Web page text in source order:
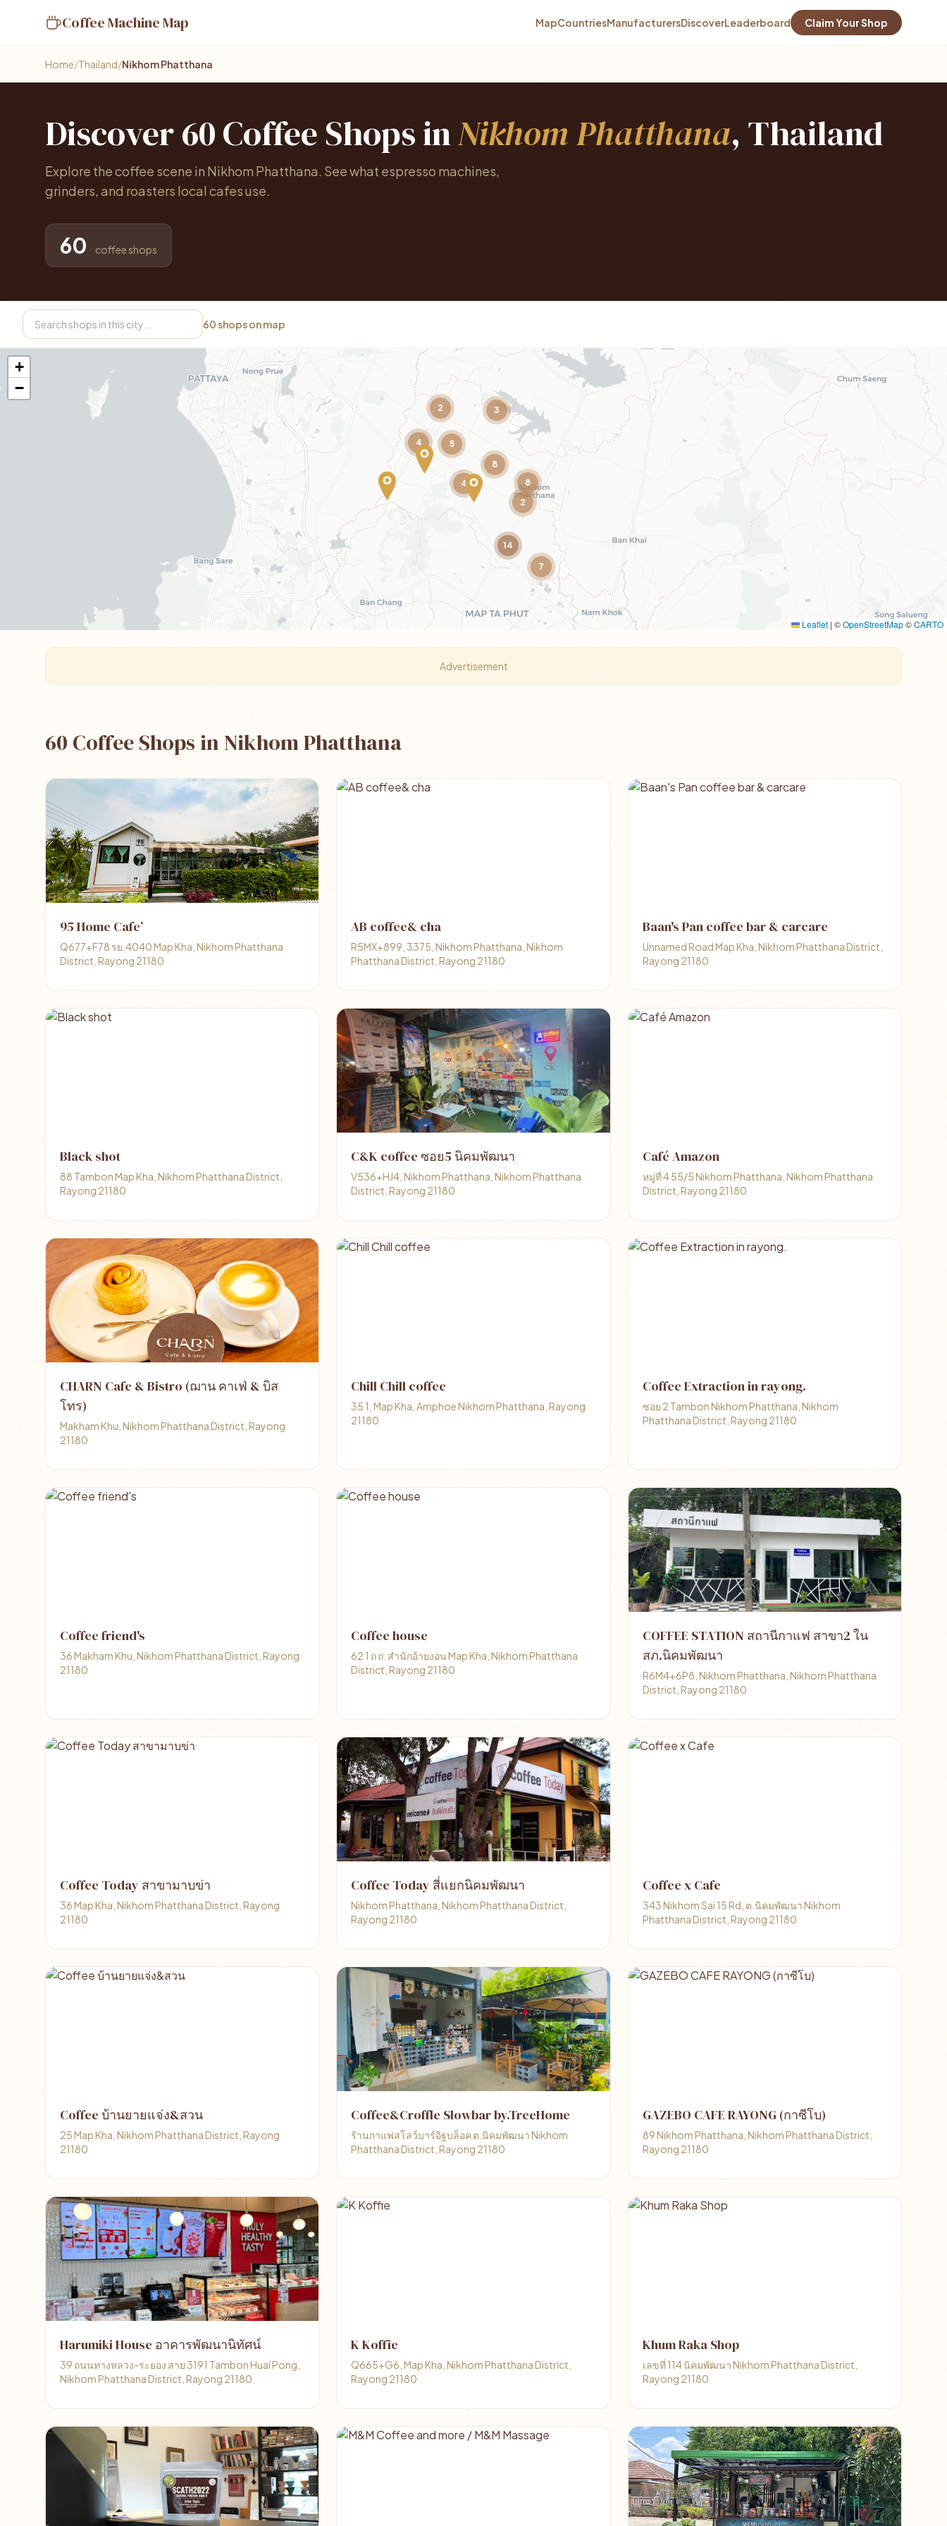
Coffee Machine Map MapCountriesManufacturersDiscoverLeaderboard Claim Your Shop
Home/Thailand/Nikhom Phatthana
Discover 60 Coffee Shops inNikhom Phatthana, Thailand
Explore the coffee scene in Nikhom Phatthana. See what espresso machines,
grinders, and roasters local cafes use.
60 coffee shops
60 shops on map
4
2 3
4 5
7
14
8
2
8
+
−
Leaflet | ©OpenStreetMap©CARTO
Advertisement
60 Coffee Shops in Nikhom Phatthana
95 Home Cafe’
Q677+F78 รย.4040 Map Kha, Nikhom Phatthana
District, Rayong 21180
AB coffee& cha
R5MX+899, 3375, Nikhom Phatthana, Nikhom
Phatthana District, Rayong 21180
Baan's Pan coffee bar & carcare
Unnamed Road Map Kha, Nikhom Phatthana District,
Rayong 21180
Black shot
88 Tambon Map Kha, Nikhom Phatthana District,
Rayong 21180
C&K coffee ซอย5 นิคมพัฒนา
V536+HJ4, Nikhom Phatthana, Nikhom Phatthana
District, Rayong 21180
Café Amazon
หมู่ที่ 4 55/5 Nikhom Phatthana, Nikhom Phatthana
District, Rayong 21180
CHARN Cafe & Bistro (ฌาน คาเฟ่ & บิส
โทร)
Makham Khu, Nikhom Phatthana District, Rayong
21180
Chill Chill coffee
35 1, Map Kha, Amphoe Nikhom Phatthana, Rayong
21180
Coffee Extraction in rayong.
ซอย 2 Tambon Nikhom Phatthana, Nikhom
Phatthana District, Rayong 21180
Coffee friend's
36 Makham Khu, Nikhom Phatthana District, Rayong
21180
Coffee house
62 1 ถ ถ. สำนักอ้ายงอน Map Kha, Nikhom Phatthana
District, Rayong 21180
COFFEE STATION สถานีกาแฟ สาขา2 ใน
สภ.นิคมพัฒนา
R6M4+6P8, Nikhom Phatthana, Nikhom Phatthana
District, Rayong 21180
Coffee Today สาขามาบข่า
36 Map Kha, Nikhom Phatthana District, Rayong
21180
Coffee Today สี่แยกนิคมพัฒนา
Nikhom Phatthana, Nikhom Phatthana District,
Rayong 21180
Coffee x Cafe
343 Nikhom Sai 15 Rd, ต.นิคมพัฒนา Nikhom
Phatthana District, Rayong 21180
Coffee บ้านยายแจ่ง&สวน
25 Map Kha, Nikhom Phatthana District, Rayong
21180
Coffee&Croffle Slowbar by.TreeHome
ร้านกาแฟสโลว์บาร์อิฐบล็อค ต.นิคมพัฒนา Nikhom
Phatthana District, Rayong 21180
GAZEBO CAFE RAYONG (กาซีโบ)
89 Nikhom Phatthana, Nikhom Phatthana District,
Rayong 21180
Harumiki House อาคารพัฒนานิทัศน์
39 ถนนทางหลวง-ระยอง สาย 3191 Tambon Huai Pong,
Nikhom Phatthana District, Rayong 21180
K Koffie
Q665+G6, Map Kha, Nikhom Phatthana District,
Rayong 21180
Khum Raka Shop
เลขที่ 114 นิคมพัฒนา Nikhom Phatthana District,
Rayong 21180